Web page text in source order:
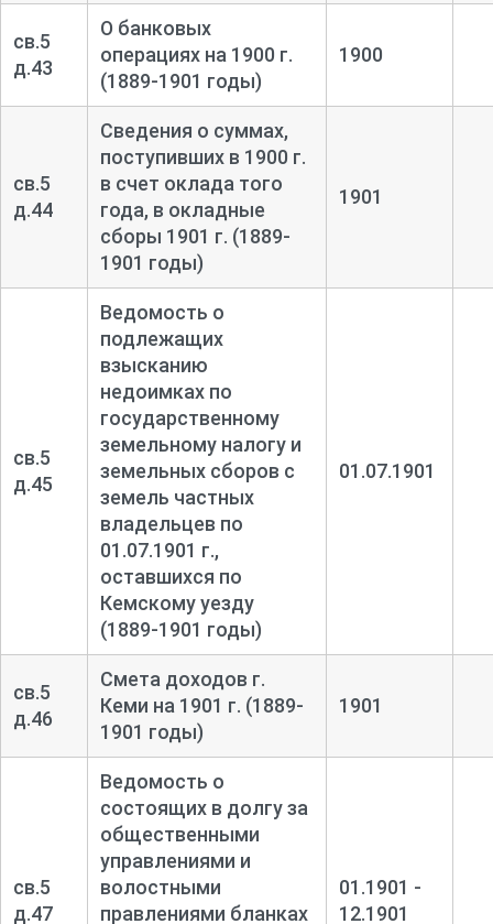
св.5
д.43
О банковых
операциях на 1900 г.
(1889-1901 годы)
1900
св.5
д.44
Сведения о суммах,
поступивших в 1900 г.
в счет оклада того
года, в окладные
сборы 1901 г. (1889-
1901 годы)
1901
св.5
д.45
Ведомость о
подлежащих
взысканию
недоимках по
государственному
земельному налогу и
земельных сборов с
земель частных
владельцев по
01.07.1901 г.,
оставшихся по
Кемскому уезду
(1889-1901 годы)
01.07.1901
св.5
д.46
Смета доходов г.
Кеми на 1901 г. (1889-
1901 годы)
1901
св.5
д.47
Ведомость о
состоящих в долгу за
общественными
управлениями и
волостными
правлениями бланках
01.1901 -
12.1901